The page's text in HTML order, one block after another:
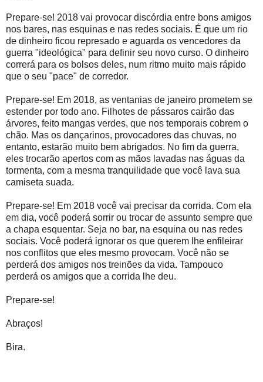
Prepare-se! 2018 vai provocar discórdia entre bons amigos
nos bares, nas esquinas e nas redes sociais. É que um rio
de dinheiro ficou represado e aguarda os vencedores da
guerra "ideológica" para definir seu novo curso. O dinheiro
correrá para os bolsos deles, num ritmo muito mais rápido
que o seu "pace" de corredor.
Prepare-se! Em 2018, as ventanias de janeiro prometem se
estender por todo ano. Filhotes de pássaros cairão das
árvores, feito mangas verdes, que nos temporais cobrem o
chão. Mas os dançarinos, provocadores das chuvas, no
entanto, estarão muito bem abrigados. No fim da guerra,
eles trocarão apertos com as mãos lavadas nas águas da
tormenta, com a mesma tranquilidade que você lava sua
camiseta suada.
Prepare-se! Em 2018 você vai precisar da corrida. Com ela
em dia, você poderá sorrir ou trocar de assunto sempre que
a chapa esquentar. Seja no bar, na esquina ou nas redes
sociais. Você poderá ignorar os que querem lhe enfileirar
nos conflitos que eles mesmo provocam. Você não se
perderá dos amigos nos treinões da vida. Tampouco
perderá os amigos que a corrida lhe deu.
Prepare-se!
Abraços!
Bira.